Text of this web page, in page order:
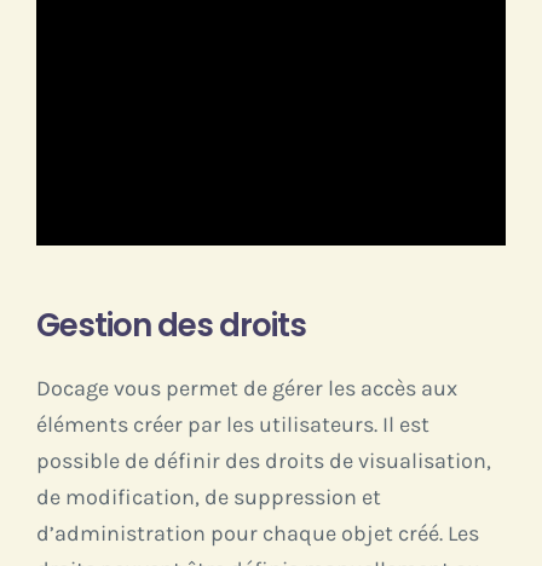
Gestion des droits
Docage vous permet de gérer les accès aux
éléments créer par les utilisateurs. Il est
possible de définir des droits de visualisation,
de modification, de suppression et
d’administration pour chaque objet créé. Les